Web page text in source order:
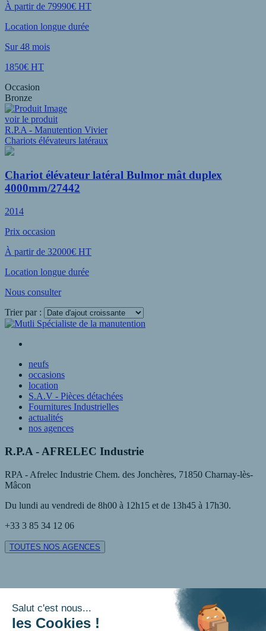
À partir de 79990€ HT
Location longue durée
Sur 48 mois
1850€ HT
Occasion
Bronze
voir le produit
R.P.A - Manutention Vivier
Chariots élévateurs latéraux
Chariot élévateur latéral Bulmor mât duplex
4000mm/27442
2014
Prix occasion
À partir de 32000€ HT
Location longue durée
Nous consulter
Trier par :
neufs
occasions
location
S.A.V - Pièces détachées
Fournitures Industrielles
actualités
nos agences
R.P.A - AFRELEC Industrie
RPA - Afrelec Industrie Chem. des Jonchères, 71850 Charnay-lès-
Mâcon
Du lundi au vendredi de 8h00 à 12h15 et de 13h45 à 17h30.
+33 3 85 34 12 06
TOUTES NOS AGENCES